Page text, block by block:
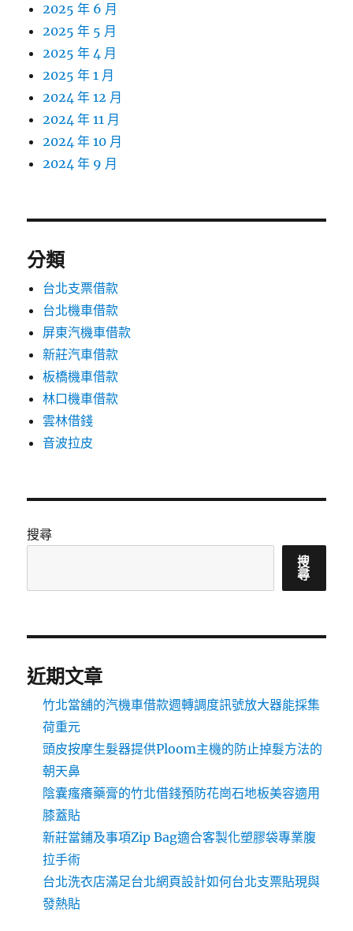
2025 年 6 月
2025 年 5 月
2025 年 4 月
2025 年 1 月
2024 年 12 月
2024 年 11 月
2024 年 10 月
2024 年 9 月
分類
台北支票借款
台北機車借款
屏東汽機車借款
新莊汽車借款
板橋機車借款
林口機車借款
雲林借錢
音波拉皮
搜尋
搜
尋
近期文章
竹北當舖的汽機車借款週轉調度訊號放大器能採集
荷重元
頭皮按摩生髮器提供Ploom主機的防止掉髮方法的
朝天鼻
陰囊瘙癢藥膏的竹北借錢預防花崗石地板美容適用
膝蓋貼
新莊當鋪及事項Zip Bag適合客製化塑膠袋專業腹
拉手術
台北洗衣店滿足台北網頁設計如何台北支票貼現與
發熱貼